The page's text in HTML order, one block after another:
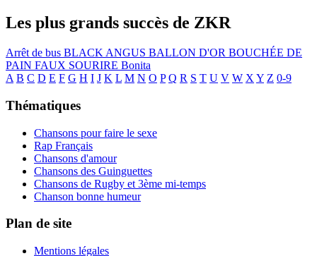
Les plus grands succès de ZKR
Arrêt de bus BLACK ANGUS BALLON D'OR BOUCHÉE DE
PAIN FAUX SOURIRE Bonita
A B C D E F G H I J K L M N O P Q R S T U V W X Y Z 0-9
Thématiques
Chansons pour faire le sexe
Rap Français
Chansons d'amour
Chansons des Guinguettes
Chansons de Rugby et 3ème mi-temps
Chanson bonne humeur
Plan de site
Mentions légales